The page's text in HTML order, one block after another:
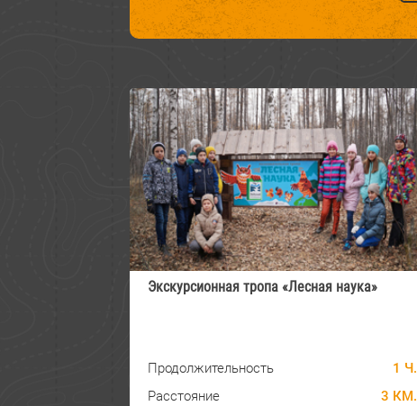
Экскурсионная тропа «Лесная наука»
Продолжительность
1 Ч.
Расстояние
3 КМ.